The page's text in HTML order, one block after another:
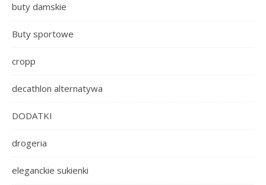
buty damskie
Buty sportowe
cropp
decathlon alternatywa
DODATKI
drogeria
eleganckie sukienki